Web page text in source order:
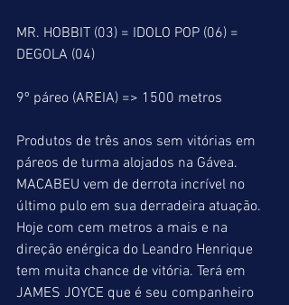
MR. HOBBIT (03) = IDOLO POP (06) =
DEGOLA (04)
9º páreo (AREIA) => 1500 metros
Produtos de três anos sem vitórias em
páreos de turma alojados na Gávea.
MACABEU vem de derrota incrível no
último pulo em sua derradeira atuação.
Hoje com cem metros a mais e na
direção enérgica do Leandro Henrique
tem muita chance de vitória. Terá em
JAMES JOYCE que é seu companheiro